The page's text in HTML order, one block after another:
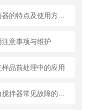
意事项与维护
品前处理中的应用